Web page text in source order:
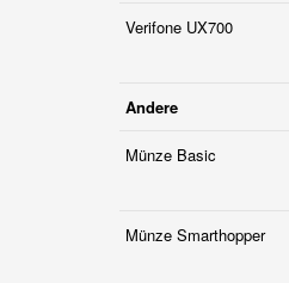
Verifone UX700
Andere
Münze Basic
Münze Smarthopper